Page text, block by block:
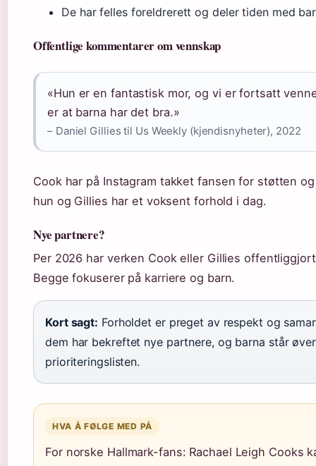
De har felles foreldrerett og deler tiden med
Offentlige kommentarer om vennskap
«Hun er en fantastisk mor, og vi er fortsatt
er at barna har det bra.»
– Daniel Gillies til Us Weekly (kjendisnyheter), 2022
Cook har på Instagram takket fansen for støtten
hun og Gillies har et voksent forhold i dag.
Nye partnere?
Per 2026 har verken Cook eller Gillies
Begge fokuserer på karriere og barn.
Kort sagt: Forholdet er preget av respekt og
dem har bekreftet nye partnere, og barna står
prioriteringslisten.
HVA Å FØLGE MED PÅ
For norske Hallmark-fans: Rachael Leigh Cooks